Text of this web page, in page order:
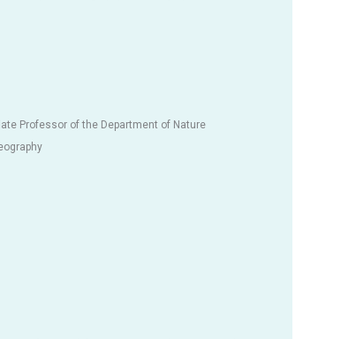
Professor of the Department of Nature